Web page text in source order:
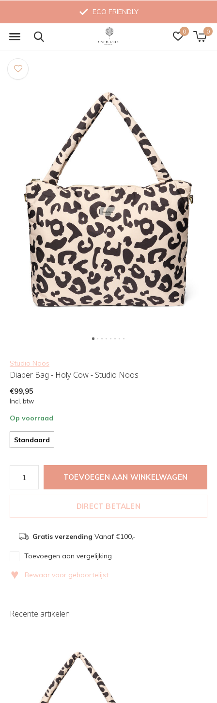
0 0
ECO FRIENDLY
Studio Noos
Diaper Bag - Holy Cow - Studio Noos
€99,95
Incl. btw
Op voorraad
Standaard
TOEVOEGEN AAN WINKELWAGEN
DIRECT BETALEN
Gratis verzending Vanaf €100,-
Toevoegen aan vergelijking
♥ Bewaar voor geboortelijst
Recente artikelen